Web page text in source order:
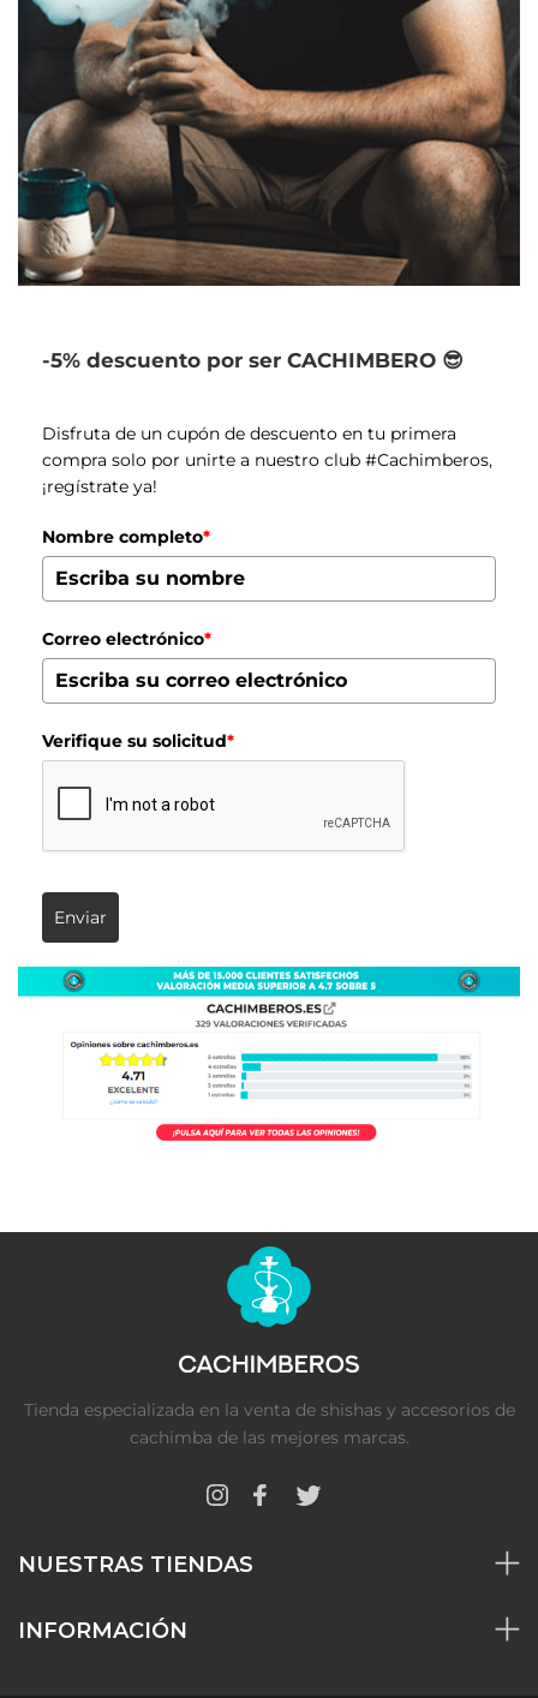
-5% descuento por ser CACHIMBERO 😎
Disfruta de un cupón de descuento en tu primera
compra solo por unirte a nuestro club #Cachimberos,
¡regístrate ya!
Nombre completo*
Correo electrónico*
Verifique su solicitud*
Enviar
Tienda especializada en la venta de shishas y accesorios de
cachimba de las mejores marcas.
NUESTRAS TIENDAS
INFORMACIÓN